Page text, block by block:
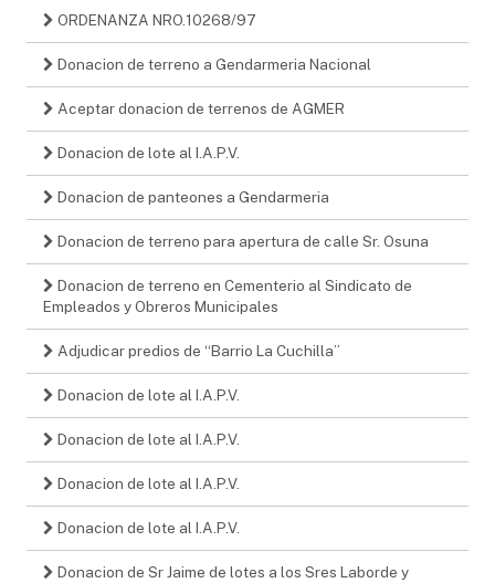
ORDENANZA NRO.10268/97
Donacion de terreno a Gendarmeria Nacional
Aceptar donacion de terrenos de AGMER
Donacion de lote al I.A.P.V.
Donacion de panteones a Gendarmeria
Donacion de terreno para apertura de calle Sr. Osuna
Donacion de terreno en Cementerio al Sindicato de
Empleados y Obreros Municipales
Adjudicar predios de “Barrio La Cuchilla”
Donacion de lote al I.A.P.V.
Donacion de lote al I.A.P.V.
Donacion de lote al I.A.P.V.
Donacion de lote al I.A.P.V.
Donacion de Sr Jaime de lotes a los Sres Laborde y